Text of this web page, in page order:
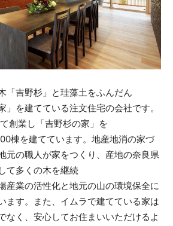
「吉野杉」と珪藻土をふんだん
」を建てている注文住宅の会社です。
創業し「吉野杉の家」を
棟を建てています。地産地消の家づ
元の職人が家をつくり、産地の奈良県
て多くの木を継続
産業の活性化と地元の山の環境保全に
ます。また、イムラで建てている家は
なく、安心してお住まいいただけるよ